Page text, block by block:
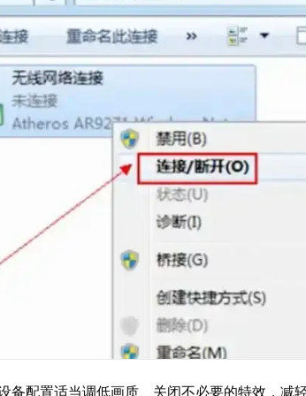
备配置适当调低画质、关闭不必要的特效，减